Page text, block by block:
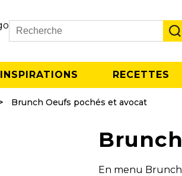
Search
INSPIRATIONS RECETTES
Brunch Oeufs pochés et avocat
En menu